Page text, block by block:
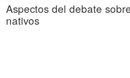
Aspectos del debate
nativos